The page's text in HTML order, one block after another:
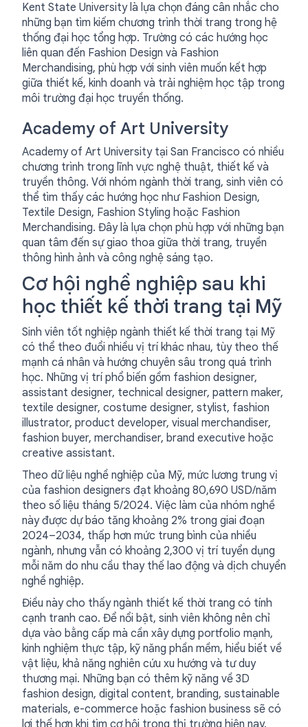
Kent State University là lựa chọn đáng cân nhắc cho
những bạn tìm kiếm chương trình thời trang trong hệ
thống đại học tổng hợp. Trường có các hướng học
liên quan đến Fashion Design và Fashion
Merchandising, phù hợp với sinh viên muốn kết hợp
giữa thiết kế, kinh doanh và trải nghiệm học tập trong
môi trường đại học truyền thống.
Academy of Art University
Academy of Art University tại San Francisco có nhiều
chương trình trong lĩnh vực nghệ thuật, thiết kế và
truyền thông. Với nhóm ngành thời trang, sinh viên có
thể tìm thấy các hướng học như Fashion Design,
Textile Design, Fashion Styling hoặc Fashion
Merchandising. Đây là lựa chọn phù hợp với những bạn
quan tâm đến sự giao thoa giữa thời trang, truyền
thông hình ảnh và công nghệ sáng tạo.
Cơ hội nghề nghiệp sau khi
học thiết kế thời trang tại Mỹ
Sinh viên tốt nghiệp ngành thiết kế thời trang tại Mỹ
có thể theo đuổi nhiều vị trí khác nhau, tùy theo thế
mạnh cá nhân và hướng chuyên sâu trong quá trình
học. Những vị trí phổ biến gồm fashion designer,
assistant designer, technical designer, pattern maker,
textile designer, costume designer, stylist, fashion
illustrator, product developer, visual merchandiser,
fashion buyer, merchandiser, brand executive hoặc
creative assistant.
Theo dữ liệu nghề nghiệp của Mỹ, mức lương trung vị
của fashion designers đạt khoảng 80,690 USD/năm
theo số liệu tháng 5/2024. Việc làm của nhóm nghề
này được dự báo tăng khoảng 2% trong giai đoạn
2024–2034, thấp hơn mức trung bình của nhiều
ngành, nhưng vẫn có khoảng 2,300 vị trí tuyển dụng
mỗi năm do nhu cầu thay thế lao động và dịch chuyển
nghề nghiệp.
Điều này cho thấy ngành thiết kế thời trang có tính
cạnh tranh cao. Để nổi bật, sinh viên không nên chỉ
dựa vào bằng cấp mà cần xây dựng portfolio mạnh,
kinh nghiệm thực tập, kỹ năng phần mềm, hiểu biết về
vật liệu, khả năng nghiên cứu xu hướng và tư duy
thương mại. Những bạn có thêm kỹ năng về 3D
fashion design, digital content, branding, sustainable
materials, e-commerce hoặc fashion business sẽ có